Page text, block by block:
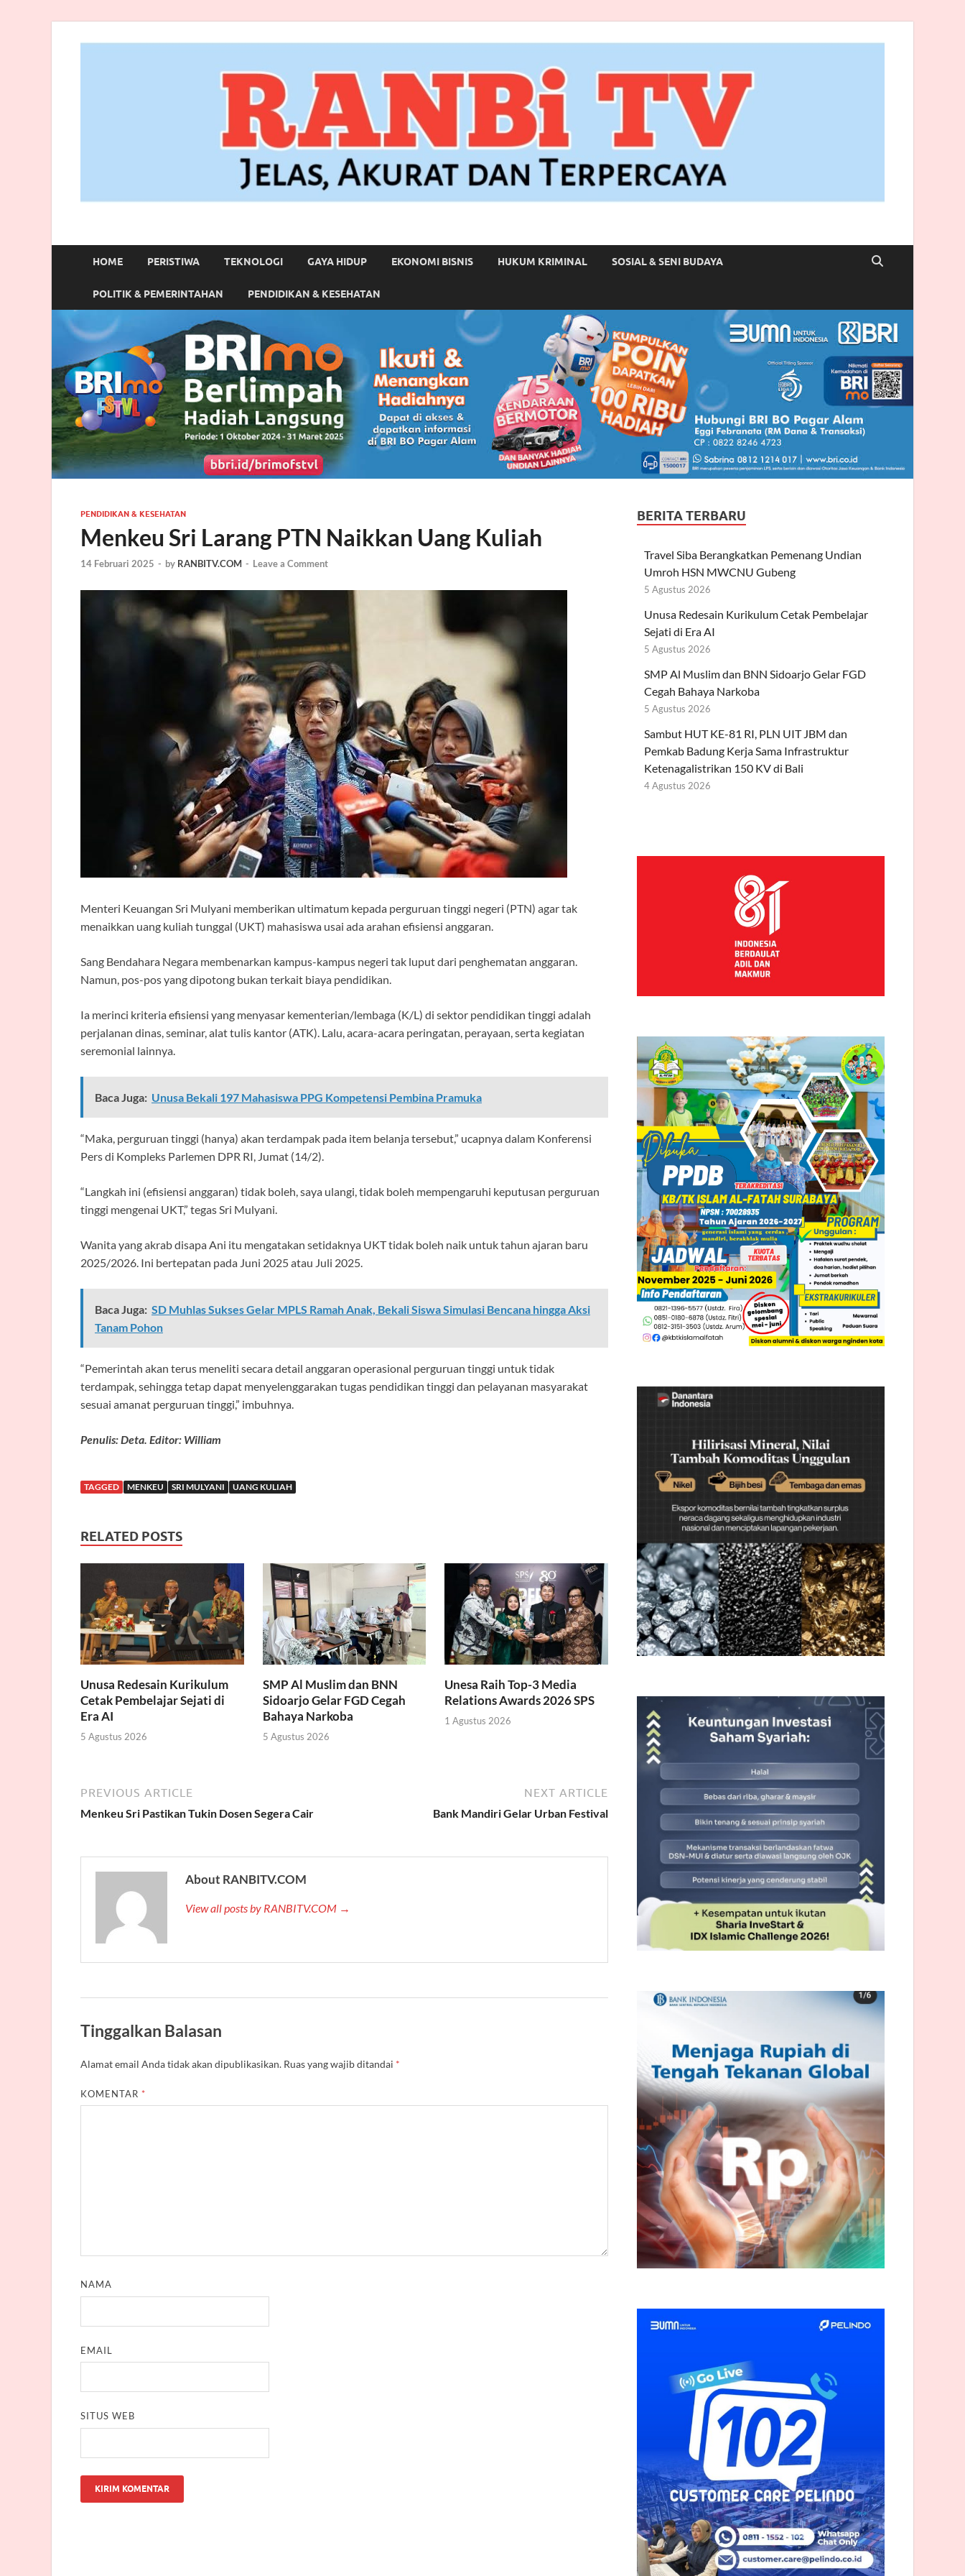
RANBITV.COM
HOME PERISTIWA TEKNOLOGI GAYA HIDUP EKONOMI BISNIS HUKUM KRIMINAL SOSIAL & SENI BUDAYA
POLITIK & PEMERINTAHAN PENDIDIKAN & KESEHATAN
PENDIDIKAN & KESEHATAN
Menkeu Sri Larang PTN Naikkan Uang Kuliah
14 Februari 2025 - by RANBITV.COM - Leave a Comment
Menteri Keuangan Sri Mulyani memberikan ultimatum kepada perguruan tinggi negeri (PTN) agar tak
menaikkan uang kuliah tunggal (UKT) mahasiswa usai ada arahan efisiensi anggaran.
Sang Bendahara Negara membenarkan kampus-kampus negeri tak luput dari penghematan anggaran.
Namun, pos-pos yang dipotong bukan terkait biaya pendidikan.
Ia merinci kriteria efisiensi yang menyasar kementerian/lembaga (K/L) di sektor pendidikan tinggi adalah
perjalanan dinas, seminar, alat tulis kantor (ATK). Lalu, acara-acara peringatan, perayaan, serta kegiatan
seremonial lainnya.
Baca Juga: Unusa Bekali 197 Mahasiswa PPG Kompetensi Pembina Pramuka
“Maka, perguruan tinggi (hanya) akan terdampak pada item belanja tersebut,” ucapnya dalam Konferensi
Pers di Kompleks Parlemen DPR RI, Jumat (14/2).
“Langkah ini (efisiensi anggaran) tidak boleh, saya ulangi, tidak boleh mempengaruhi keputusan perguruan
tinggi mengenai UKT,” tegas Sri Mulyani.
Wanita yang akrab disapa Ani itu mengatakan setidaknya UKT tidak boleh naik untuk tahun ajaran baru
2025/2026. Ini bertepatan pada Juni 2025 atau Juli 2025.
Baca Juga: SD Muhlas Sukses Gelar MPLS Ramah Anak, Bekali Siswa Simulasi Bencana hingga Aksi
Tanam Pohon
“Pemerintah akan terus meneliti secara detail anggaran operasional perguruan tinggi untuk tidak
terdampak, sehingga tetap dapat menyelenggarakan tugas pendidikan tinggi dan pelayanan masyarakat
sesuai amanat perguruan tinggi,” imbuhnya.
Penulis: Deta. Editor: William
TAGGED MENKEU SRI MULYANI UANG KULIAH
RELATED POSTS
Unusa Redesain Kurikulum
Cetak Pembelajar Sejati di
Era AI
5 Agustus 2026
SMP Al Muslim dan BNN
Sidoarjo Gelar FGD Cegah
Bahaya Narkoba
5 Agustus 2026
Unesa Raih Top-3 Media
Relations Awards 2026 SPS
1 Agustus 2026
PREVIOUS ARTICLE
Menkeu Sri Pastikan Tukin Dosen Segera Cair
NEXT ARTICLE
Bank Mandiri Gelar Urban Festival
About RANBITV.COM
View all posts by RANBITV.COM →
Tinggalkan Balasan
Alamat email Anda tidak akan dipublikasikan. Ruas yang wajib ditandai *
KOMENTAR *
NAMA
EMAIL
SITUS WEB
BERITA TERBARU
Travel Siba Berangkatkan Pemenang Undian
Umroh HSN MWCNU Gubeng
5 Agustus 2026
Unusa Redesain Kurikulum Cetak Pembelajar
Sejati di Era AI
5 Agustus 2026
SMP Al Muslim dan BNN Sidoarjo Gelar FGD
Cegah Bahaya Narkoba
5 Agustus 2026
Sambut HUT KE-81 RI, PLN UIT JBM dan
Pemkab Badung Kerja Sama Infrastruktur
Ketenagalistrikan 150 KV di Bali
4 Agustus 2026